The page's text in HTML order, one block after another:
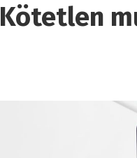
Kötetlen